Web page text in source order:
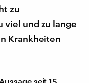
zu
viel und zu lange
Krankheiten
seit 15